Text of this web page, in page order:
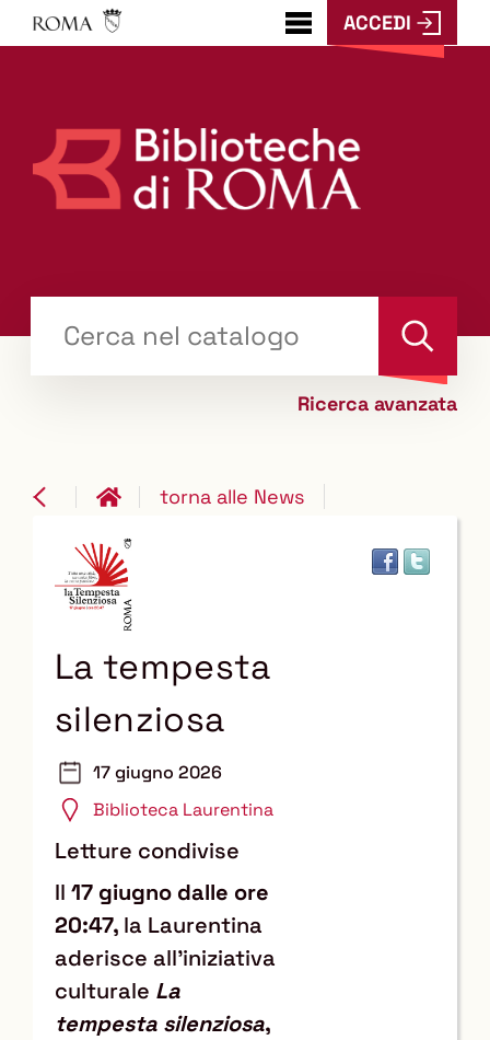
???
menu.button???
ACCEDI
il tuo libro "Catalogo"
Cerca
Ricerca avanzata
torna alle News
La tempesta
silenziosa
17 giugno 2026
Biblioteca Laurentina
Letture condivise
Il 17 giugno dalle ore
20:47, la Laurentina
aderisce all'iniziativa
culturale La
tempesta silenziosa,